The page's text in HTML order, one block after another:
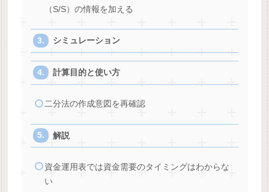
（S/S）の情報を加える
シミュレーション
計算目的と使い方
二分法の作成意図を再確認
解説
資金運用表では資金需要のタイミングはわからな
い